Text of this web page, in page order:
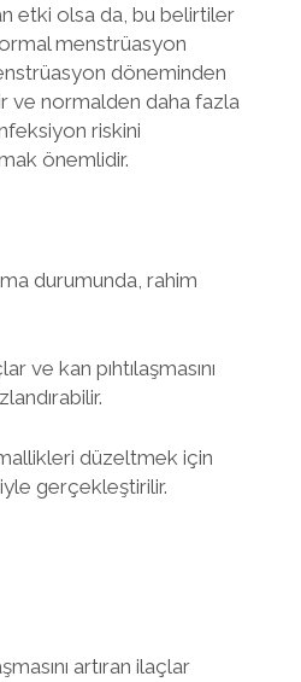
etki olsa da, bu belirtiler
menstrüasyon
döneminden
ve normalden daha fazla
riskini
önemlidir.
durumunda, rahim
ve kan pıhtılaşmasını
düzeltmek için
gerçekleştirilir.
artıran ilaçlar